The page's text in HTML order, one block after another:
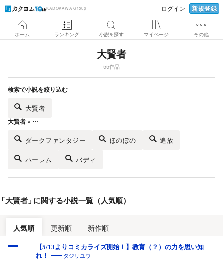
KADOKAWA Group ログイン 新規登録
ホーム ランキング 小説を探す マイページ その他
大賢者
55作品
検索で小説を絞り込む
大賢者
大賢者 × …
ダークファンタジー ほのぼの 追放
ハーレム バディ
大賢者 」に関する小説一覧（人気順）
人気順 更新順 新作順
【5/13よりコミカライズ開始！】教育（？）の力を思い知
れ！
タジリユウ